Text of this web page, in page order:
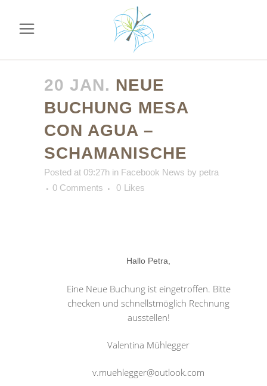
20 JAN. NEUE
BUCHUNG MESA
CON AGUA –
SCHAMANISCHE
Posted at 09:27h in Facebook News by petra
0 Comments
0 Likes
Hallo Petra,
Eine Neue Buchung ist eingetroffen. Bitte
checken und schnellstmöglich Rechnung
ausstellen!
Valentina Mühlegger
v.muehlegger@outlook.com